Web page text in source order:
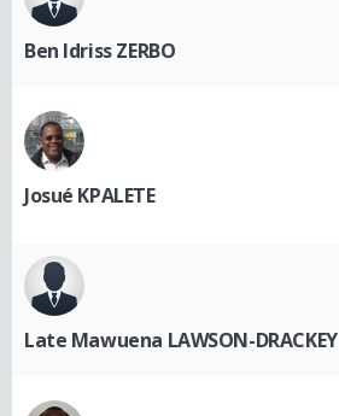
Ben Idriss ZERBO
Josué KPALETE
Late Mawuena LAWSON-DRACKEY